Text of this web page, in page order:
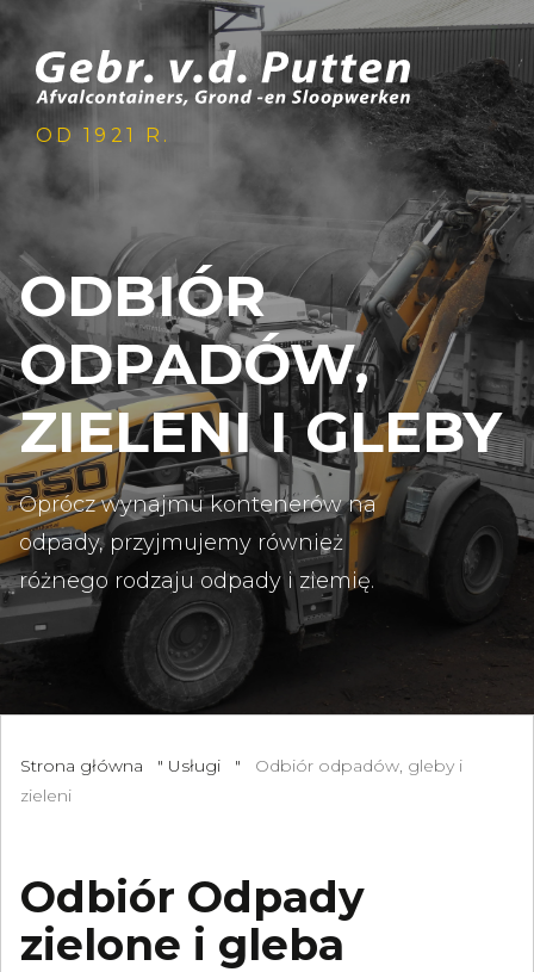
OD 1921 R.
ODBIÓR
ODPADÓW,
ZIELENI I GLEBY
Oprócz wynajmu kontenerów na
odpady, przyjmujemy również
różnego rodzaju odpady i ziemię.
Strona główna " Usługi "
Odbiór odpadów, gleby i
zieleni
Odbiór Odpady
zielone i gleba